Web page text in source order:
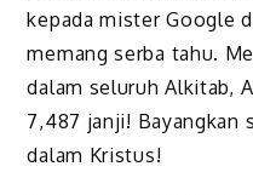
kepada mister Google
memang serba tahu.
dalam seluruh Alkitab,
7,487 janji! Bayangkan
dalam Kristus!